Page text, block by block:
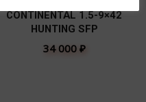
CONTINENTAL 1.5-9×42
HUNTING SFP
34 000 ₽